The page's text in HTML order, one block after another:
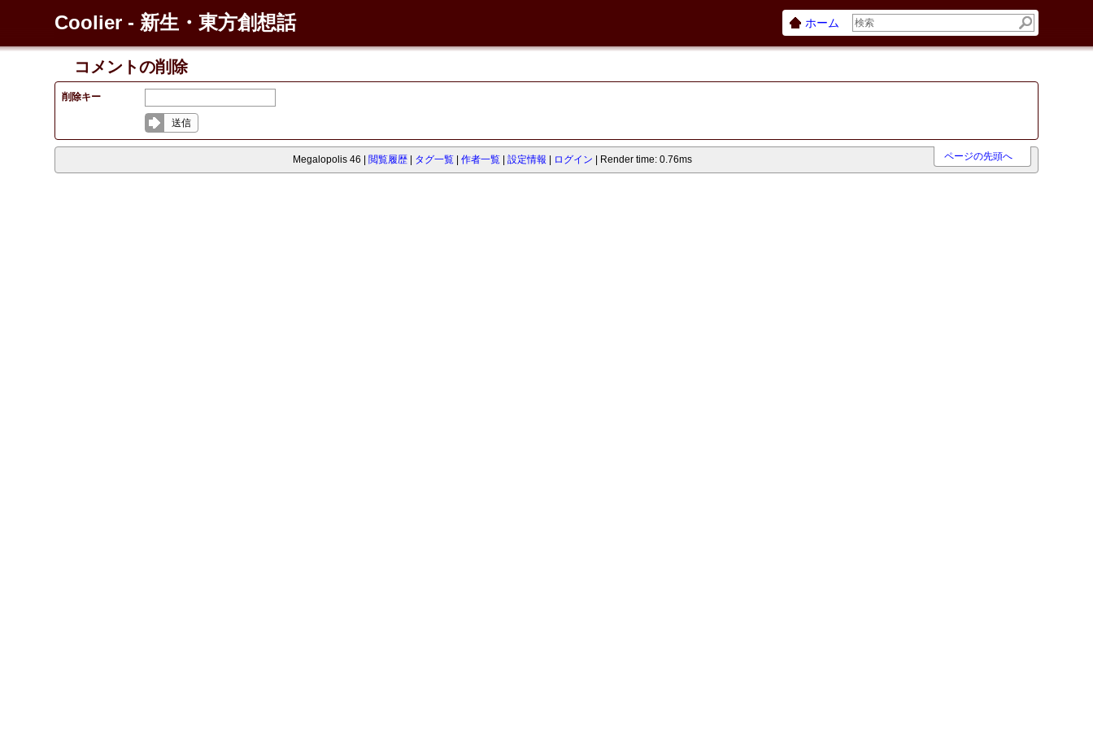
Coolier - 新生・東方創想話 ホーム
コメントの削除
削除キー
送信
Megalopolis 46 閲覧履歴 タグ一覧 作者一覧 設定情報 ログイン Render time: 0.76ms ページの先頭へ